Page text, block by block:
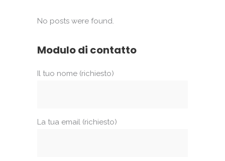
No posts were found.
Modulo di contatto
Il tuo nome (richiesto)
La tua email (richiesto)